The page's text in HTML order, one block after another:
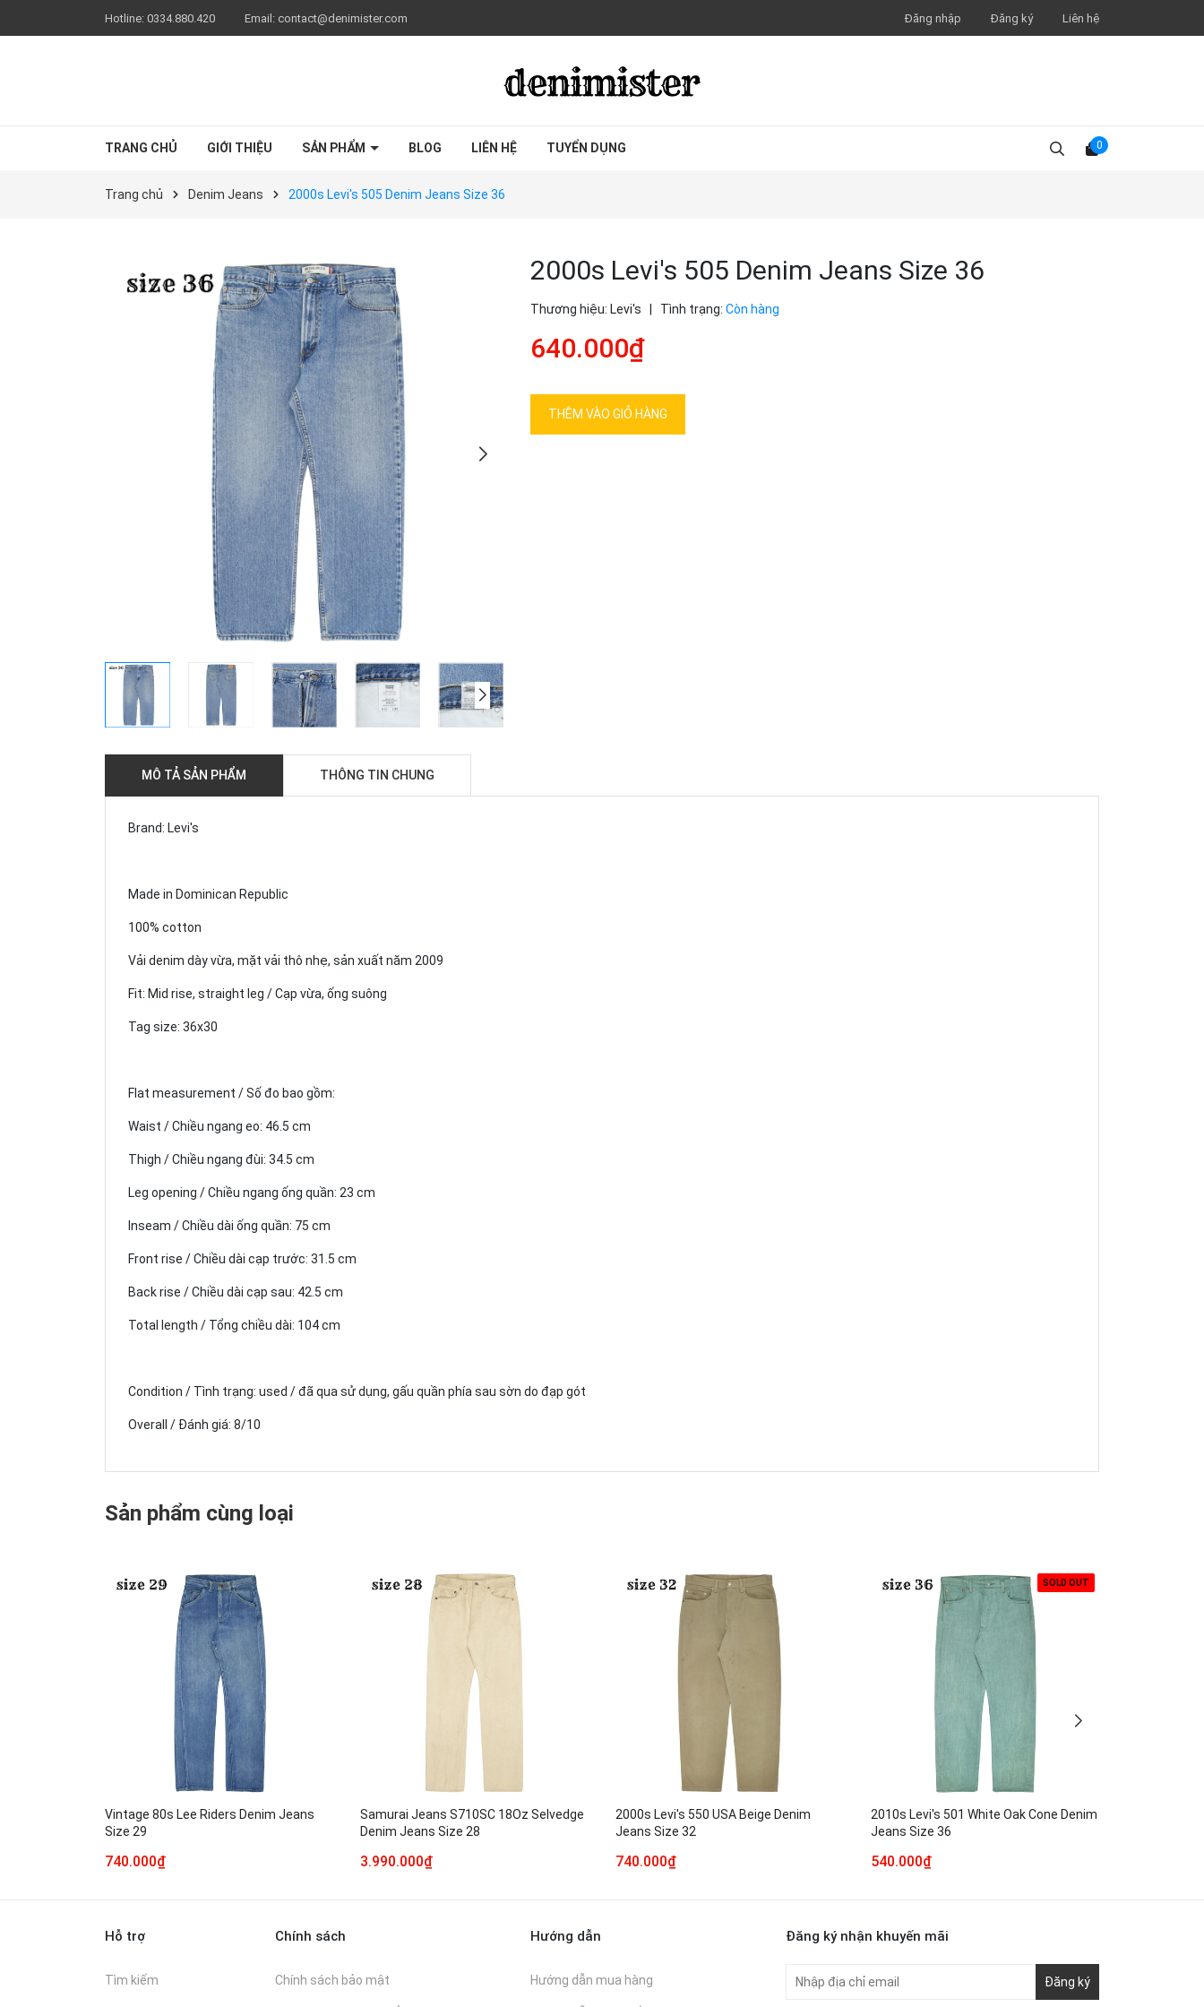
Hotline: 0334.880.420 Email: contact@denimister.com Đăng nhập Đăng ký Liên hệ
TRANG CHỦ GIỚI THIỆU SẢN PHẨM BLOG LIÊN HỆ TUYỂN DỤNG 0
Trang chủ Denim Jeans 2000s Levi's 505 Denim Jeans Size 36
2000s Levi's 505 Denim Jeans Size 36
Thương hiệu: Levi's Tình trạng: Còn hàng
640.000₫
THÊM VÀO GIỎ HÀNG
MÔ TẢ SẢN PHẨM THÔNG TIN CHUNG
Brand: Levi's
Made in Dominican Republic
100% cotton
Vải denim dày vừa, mặt vải thô nhẹ, sản xuất năm 2009
Fit: Mid rise, straight leg / Cạp vừa, ống suông
Tag size: 36x30
Flat measurement / Số đo bao gồm:
Waist / Chiều ngang eo: 46.5 cm
Thigh / Chiều ngang đùi: 34.5 cm
Leg opening / Chiều ngang ống quần: 23 cm
Inseam / Chiều dài ống quần: 75 cm
Front rise / Chiều dài cạp trước: 31.5 cm
Back rise / Chiều dài cạp sau: 42.5 cm
Total length / Tổng chiều dài: 104 cm
Condition / Tình trạng: used / đã qua sử dụng, gấu quần phía sau sờn do đạp gót
Overall / Đánh giá: 8/10
Sản phẩm cùng loại
Vintage 80s Lee Riders Denim Jeans
Size 29
740.000₫
Samurai Jeans S710SC 18Oz Selvedge
Denim Jeans Size 28
3.990.000₫
2000s Levi's 550 USA Beige Denim
Jeans Size 32
740.000₫
SOLD OUT
2010s Levi's 501 White Oak Cone Denim
Jeans Size 36
540.000₫
Hỗ trợ
Tìm kiếm
Chính sách
Chính sách bảo mật
Hướng dẫn
Hướng dẫn mua hàng
Đăng ký nhận khuyến mãi
Đăng ký